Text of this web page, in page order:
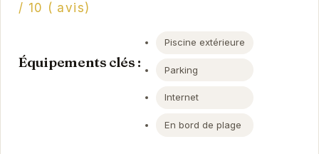
/ 10 ( avis)
Équipements clés :
Piscine extérieure
Parking
Internet
En bord de plage